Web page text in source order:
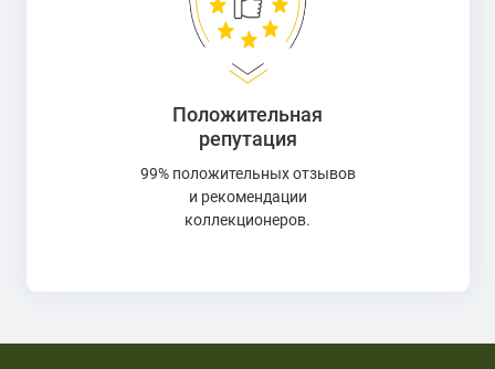
Положительная
репутация
99% положительных отзывов
и рекомендации
коллекционеров.